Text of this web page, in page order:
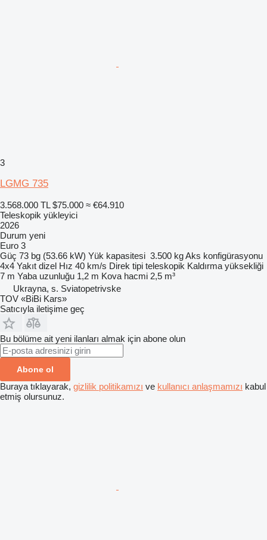
3
LGMG 735
3.568.000 TL $75.000 ≈ €64.910
Teleskopik yükleyici
2026
Durum yeni
Euro 3
Güç 73 bg (53.66 kW) Yük kapasitesi 3.500 kgAks konfigürasyonu
4x4 Yakıt dizel Hız 40 km/s Direk tipi teleskopik Kaldırma yüksekliği
7 m Yaba uzunluğu 1,2 m Kova hacmi 2,5 m³
Ukrayna, s. Sviatopetrivske
TOV «BiBi Kars»
Satıcıyla iletişime geç
Bu bölüme ait yeni ilanları almak için abone olun
Abone ol
Buraya tıklayarak, gizlilik politikamızı ve kullanıcı anlaşmamızı kabul
etmiş olursunuz.